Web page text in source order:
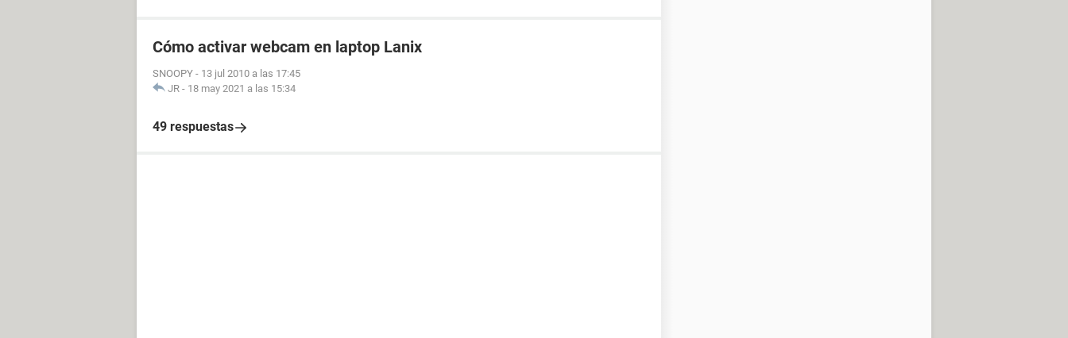
Cómo activar webcam en laptop Lanix
SNOOPY - 13 jul 2010 a las 17:45
JR - 18 may 2021 a las 15:34
49 respuestas